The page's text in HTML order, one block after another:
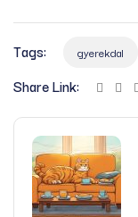
Tags: gyerekdal
Share Link: